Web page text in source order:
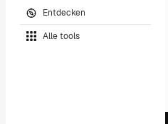
Entdecken
Alle tools